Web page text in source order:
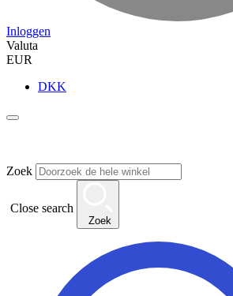
Inloggen
Valuta
EUR
DKK
Zoek
Close search
Zoek